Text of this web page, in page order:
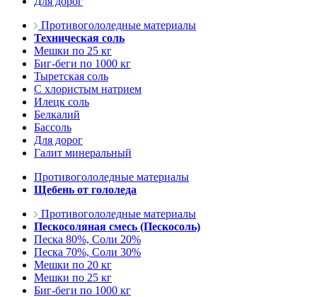
Противогололедные материалы
Техническая соль
Мешки по 25 кг
Биг-беги по 1000 кг
Тыретская соль
С хлористым натрием
Илецк соль
Белкалий
Бассоль
Для дорог
Галит минеральный
Противогололедные материалы
Щебень от гололеда
Противогололедные материалы
Пескосоляная смесь (Пескосоль)
Песка 80%, Соли 20%
Песка 70%, Соли 30%
Мешки по 20 кг
Мешки по 25 кг
Биг-беги по 1000 кг